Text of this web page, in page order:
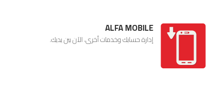
ALFA MOBILE
إدارة حسابك وخدمات أخرى، الآن بين يديك.